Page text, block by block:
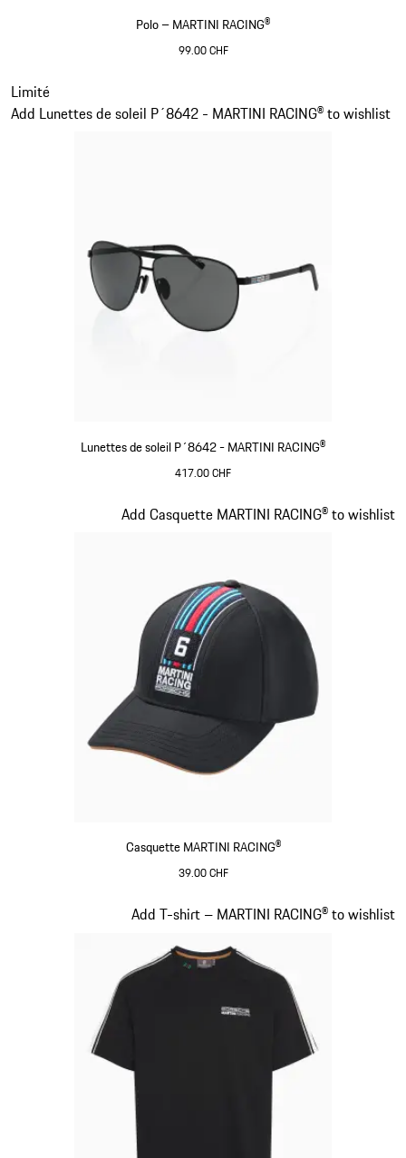
Polo – MARTINI RACING®
99.00 CHF
Lunettes de soleil P´8642 - MARTINI RACING®
417.00 CHF
Limité
Add Lunettes de soleil P´8642 - MARTINI RACING® to wishlist
Diapositive 2 sur 20
Casquette MARTINI RACING®
39.00 CHF
Add Casquette MARTINI RACING® to wishlist
Diapositive 3 sur 20
Add T-shirt – MARTINI RACING® to wishlist